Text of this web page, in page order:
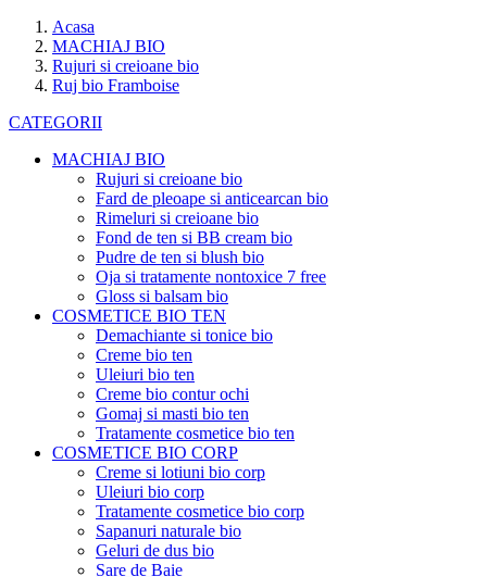
Acasa
MACHIAJ BIO
Rujuri si creioane bio
Ruj bio Framboise
CATEGORII
MACHIAJ BIO
Rujuri si creioane bio
Fard de pleoape si anticearcan bio
Rimeluri si creioane bio
Fond de ten si BB cream bio
Pudre de ten si blush bio
Oja si tratamente nontoxice 7 free
Gloss si balsam bio
COSMETICE BIO TEN
Demachiante si tonice bio
Creme bio ten
Uleiuri bio ten
Creme bio contur ochi
Gomaj si masti bio ten
Tratamente cosmetice bio ten
COSMETICE BIO CORP
Creme si lotiuni bio corp
Uleiuri bio corp
Tratamente cosmetice bio corp
Sapanuri naturale bio
Geluri de dus bio
Sare de Baie